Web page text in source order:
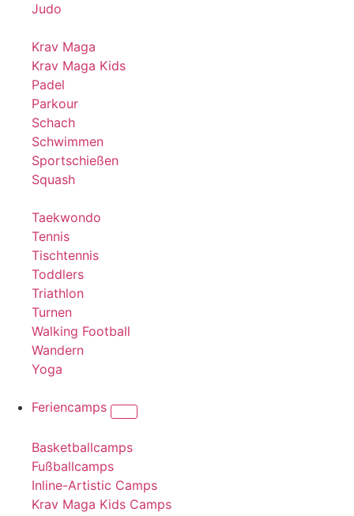
Judo
Krav Maga
Krav Maga Kids
Padel
Parkour
Schach
Schwimmen
Sportschießen
Squash
Taekwondo
Tennis
Tischtennis
Toddlers
Triathlon
Turnen
Walking Football
Wandern
Yoga
Feriencamps
Basketballcamps
Fußballcamps
Inline-Artistic Camps
Krav Maga Kids Camps